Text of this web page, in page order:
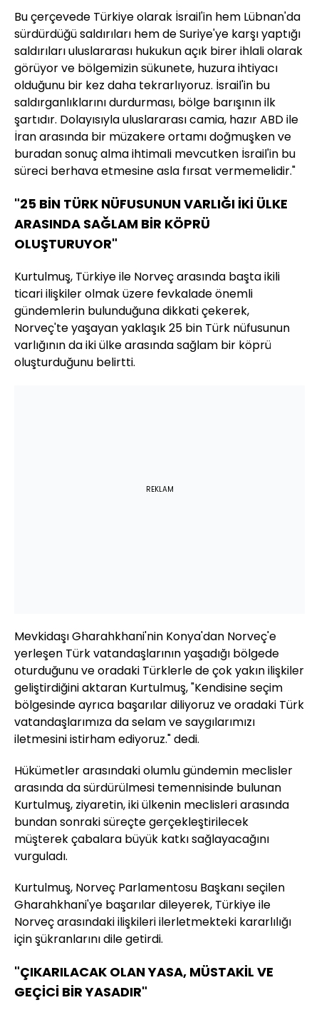
Bu çerçevede Türkiye olarak İsrail'in hem Lübnan'da
sürdürdüğü saldırıları hem de Suriye'ye karşı yaptığı
saldırıları uluslararası hukukun açık birer ihlali olarak
görüyor ve bölgemizin sükunete, huzura ihtiyacı
olduğunu bir kez daha tekrarlıyoruz. İsrail'in bu
saldırganlıklarını durdurması, bölge barışının ilk
şartıdır. Dolayısıyla uluslararası camia, hazır ABD ile
İran arasında bir müzakere ortamı doğmuşken ve
buradan sonuç alma ihtimali mevcutken İsrail'in bu
süreci berhava etmesine asla fırsat vermemelidir."
"25 BİN TÜRK NÜFUSUNUN VARLIĞI İKİ ÜLKE
ARASINDA SAĞLAM BİR KÖPRÜ
OLUŞTURUYOR"
Kurtulmuş, Türkiye ile Norveç arasında başta ikili
ticari ilişkiler olmak üzere fevkalade önemli
gündemlerin bulunduğuna dikkati çekerek,
Norveç'te yaşayan yaklaşık 25 bin Türk nüfusunun
varlığının da iki ülke arasında sağlam bir köprü
oluşturduğunu belirtti.
REKLAM
Mevkidaşı Gharahkhani'nin Konya'dan Norveç'e
yerleşen Türk vatandaşlarının yaşadığı bölgede
oturduğunu ve oradaki Türklerle de çok yakın ilişkiler
geliştirdiğini aktaran Kurtulmuş, "Kendisine seçim
bölgesinde ayrıca başarılar diliyoruz ve oradaki Türk
vatandaşlarımıza da selam ve saygılarımızı
iletmesini istirham ediyoruz." dedi.
Hükümetler arasındaki olumlu gündemin meclisler
arasında da sürdürülmesi temennisinde bulunan
Kurtulmuş, ziyaretin, iki ülkenin meclisleri arasında
bundan sonraki süreçte gerçekleştirilecek
müşterek çabalara büyük katkı sağlayacağını
vurguladı.
Kurtulmuş, Norveç Parlamentosu Başkanı seçilen
Gharahkhani'ye başarılar dileyerek, Türkiye ile
Norveç arasındaki ilişkileri ilerletmekteki kararlılığı
için şükranlarını dile getirdi.
"ÇIKARILACAK OLAN YASA, MÜSTAKİL VE
GEÇİCİ BİR YASADIR"